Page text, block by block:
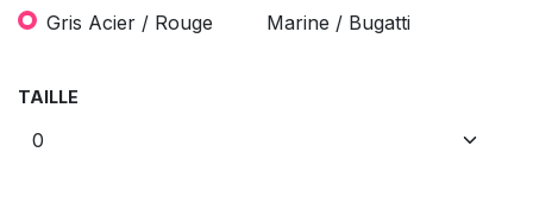
Gris Acier / Rouge Marine / Bugatti
TAILLE